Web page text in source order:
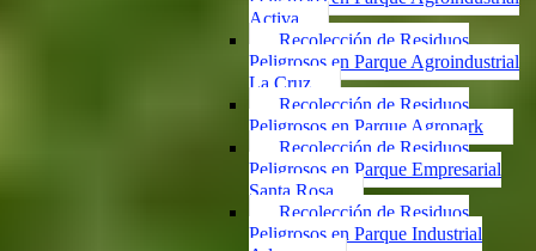
Activa
Recolección de Residuos
Peligrosos en Parque Agroindustrial
La Cruz
Recolección de Residuos
Peligrosos en Parque Agropark
Recolección de Residuos
Peligrosos en Parque Empresarial
Santa Rosa
Recolección de Residuos
Peligrosos en Parque Industrial